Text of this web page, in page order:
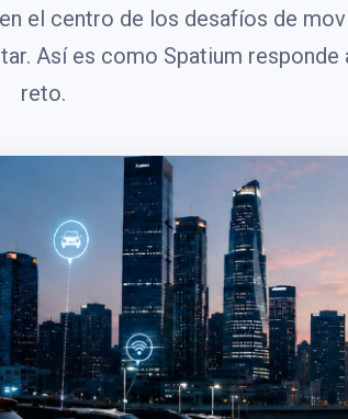
el centro de los desafíos de
Así es como Spatium responde
reto.